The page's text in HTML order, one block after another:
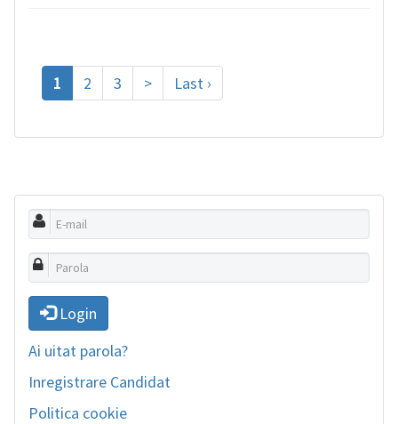
Login
Ai uitat parola?
Inregistrare Candidat
Politica cookie
1 2 3 > Last ›